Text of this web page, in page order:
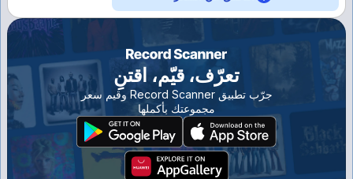
تعرّف، قيّم، اقتنِ
جرّب تطبيق Record Scanner وقيم سعر
مجموعتك بأكملها